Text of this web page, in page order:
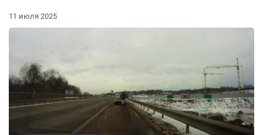
11 июля 2025